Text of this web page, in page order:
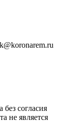
без согласия
не является